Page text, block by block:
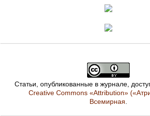
Статьи, опубликованные в журнале,
Creative Commons «Attribution»
Всемирная.